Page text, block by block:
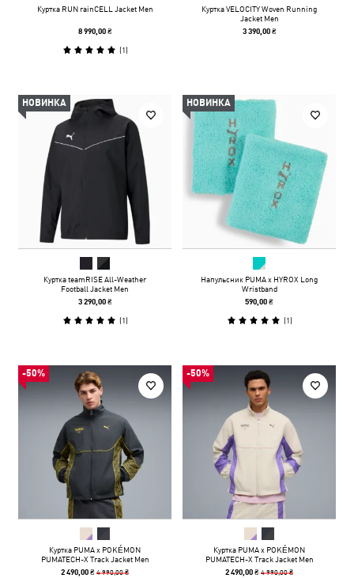
Куртка RUN rainCELL Jacket Men
8 990,00 ₴
(1)
Куртка VELOCITY Woven Running
Jacket Men
3 390,00 ₴
НОВИНКА
Куртка teamRISE All-Weather
Football Jacket Men
3 290,00 ₴
(1)
НОВИНКА
Напульсник PUMA x HYROX Long
Wristband
590,00 ₴
(1)
-50%
Куртка PUMA x POKÉMON
PUMATECH-X Track Jacket Men
2 490,00 ₴4 990,00 ₴
-50%
Куртка PUMA x POKÉMON
PUMATECH-X Track Jacket Men
2 490,00 ₴4 990,00 ₴